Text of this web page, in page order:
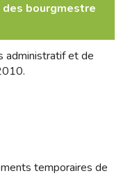
des bourgmestre
administratif et de
temporaires de